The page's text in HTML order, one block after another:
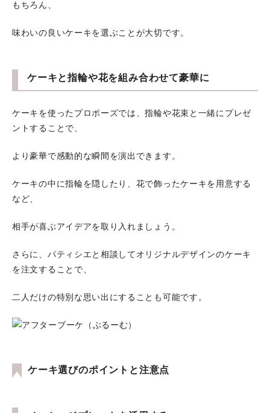
もちろん、
味わいの良いケーキを選ぶことが大切です。
ケーキと指輪や花を組み合わせて豪華に
ケーキを使ったプロポーズでは、指輪や花束と一緒にプレゼ
ントすることで、
より豪華で感動的な瞬間を演出できます。
ケーキの中に指輪を隠したり、花で飾ったケーキを用意する
など、
相手が喜ぶアイデアを取り入れましょう。
さらに、パティシエと相談してオリジナルデザインのケーキ
を注文することで、
二人だけの特別な思い出にすることも可能です。
ケーキ選びのポイントと注意点